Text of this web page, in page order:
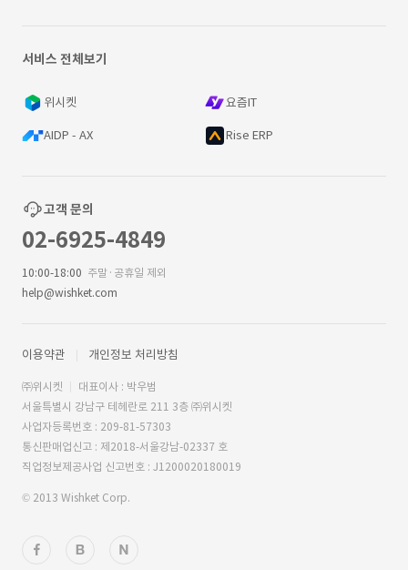
서비스 전체보기
위시켓 요즘IT
AIDP - AX Rise ERP
고객 문의
02-6925-4849
10:00-18:00 주말·공휴일 제외
help@wishket.com
이용약관 개인정보 처리방침
㈜위시켓
대표이사 : 박우범
서울특별시 강남구 테헤란로 211 3층 ㈜위시켓
사업자등록번호 : 209-81-57303
통신판매업신고 : 제2018-서울강남-02337 호
직업정보제공사업 신고번호 : J1200020180019
© 2013 Wishket Corp.